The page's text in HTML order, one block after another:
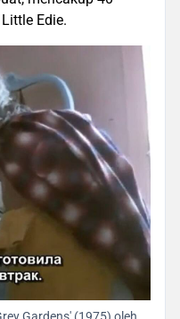
Edie.